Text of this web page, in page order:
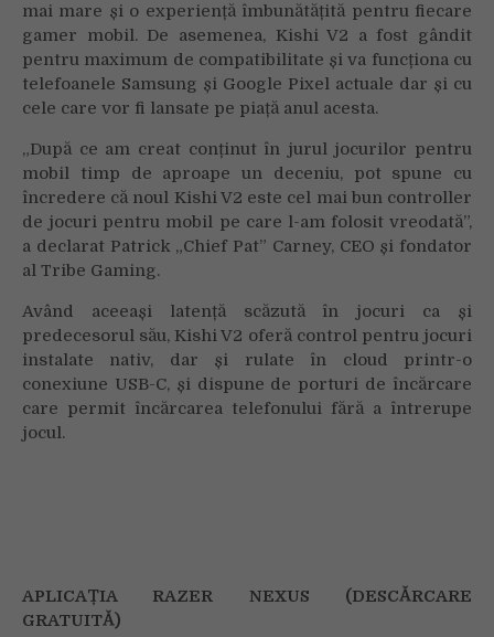
mai mare și o experiență îmbunătățită pentru fiecare
gamer mobil. De asemenea, Kishi V2 a fost gândit
pentru maximum de compatibilitate și va funcționa cu
telefoanele Samsung și Google Pixel actuale dar și cu
cele care vor fi lansate pe piață anul acesta.
„După ce am creat conținut în jurul jocurilor pentru
mobil timp de aproape un deceniu, pot spune cu
încredere că noul Kishi V2 este cel mai bun controller
de jocuri pentru mobil pe care l-am folosit vreodată”,
a declarat Patrick „Chief Pat” Carney, CEO și fondator
al Tribe Gaming.
Având aceeași latență scăzută în jocuri ca și
predecesorul său, Kishi V2 oferă control pentru jocuri
instalate nativ, dar și rulate în cloud printr-o
conexiune USB-C, și dispune de porturi de încărcare
care permit încărcarea telefonului fără a întrerupe
jocul.
APLICAȚIA RAZER NEXUS (DESCĂRCARE
GRATUITĂ)